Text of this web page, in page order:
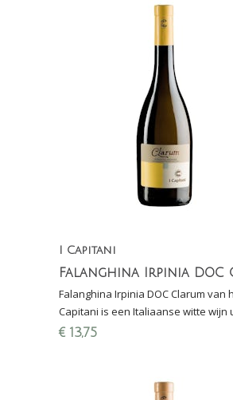
I Capitani
Falanghina Irpinia DOC
Falanghina Irpinia DOC Clarum van
Capitani is een Italiaanse witte wijn
Campania, het achterland van Napels
€ 13,75